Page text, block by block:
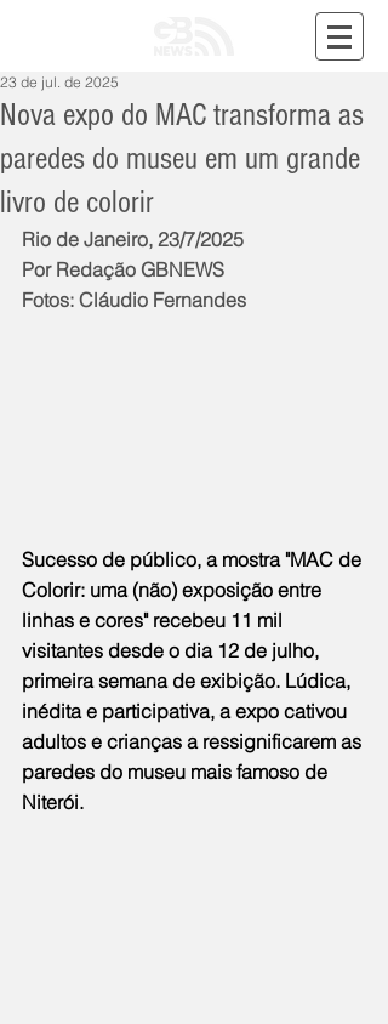
Nova expo do MAC transforma as
paredes do museu em um grande
livro de colorir
23 de jul. de 2025
Rio de Janeiro, 23/7/2025
Por Redação GBNEWS
Fotos: Cláudio Fernandes
Sucesso de público, a mostra "MAC de
Colorir: uma (não) exposição entre
linhas e cores" recebeu 11 mil
visitantes desde o dia 12 de julho,
primeira semana de exibição. Lúdica,
inédita e participativa, a expo cativou
adultos e crianças a ressignificarem as
paredes do museu mais famoso de
Niterói.